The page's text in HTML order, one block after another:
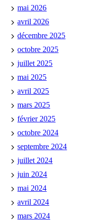
mai 2026
avril 2026
décembre 2025
octobre 2025
juillet 2025
mai 2025
avril 2025
mars 2025
février 2025
octobre 2024
septembre 2024
juillet 2024
juin 2024
mai 2024
avril 2024
mars 2024